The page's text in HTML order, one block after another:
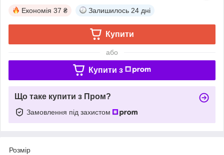
Економія 37 ₴ Залишилось 24 дні
Купити
або
Купити з
Що таке купити з Пром?
Замовлення під захистом
Розмір